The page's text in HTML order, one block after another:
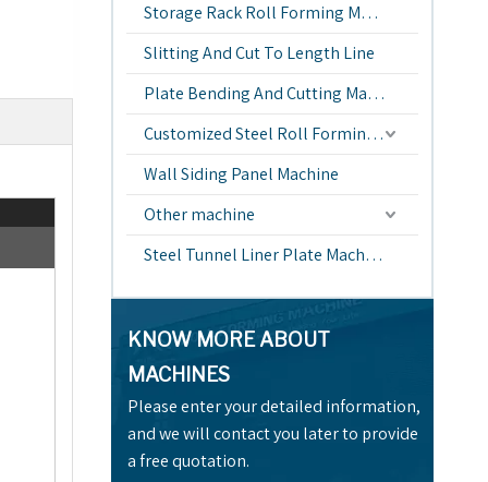
Storage Rack Roll Forming Machine
Slitting And Cut To Length Line
Plate Bending And Cutting Machine
Customized Steel Roll Forming Machine
Wall Siding Panel Machine
Other machine
Steel Tunnel Liner Plate Machine
KNOW MORE ABOUT
MACHINES
Please enter your detailed information,
and we will contact you later to provide
a free quotation.